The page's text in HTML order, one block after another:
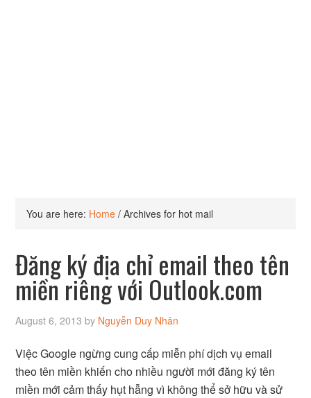
You are here: Home / Archives for hot mail
Đăng ký địa chỉ email theo tên
miền riêng với Outlook.com
August 6, 2013 by Nguyễn Duy Nhân
Việc Google ngừng cung cấp miễn phí dịch vụ email
theo tên miền khiến cho nhiều người mới đăng ký tên
miền mới cảm thấy hụt hẫng vì không thể sở hữu và sử